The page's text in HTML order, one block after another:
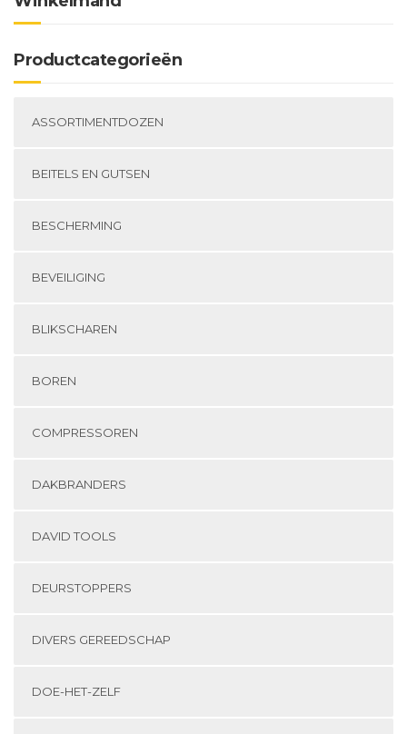
Productcategorieën
ASSORTIMENTDOZEN
BEITELS EN GUTSEN
BESCHERMING
BEVEILIGING
BLIKSCHAREN
BOREN
COMPRESSOREN
DAKBRANDERS
DAVID TOOLS
DEURSTOPPERS
DIVERS GEREEDSCHAP
DOE-HET-ZELF